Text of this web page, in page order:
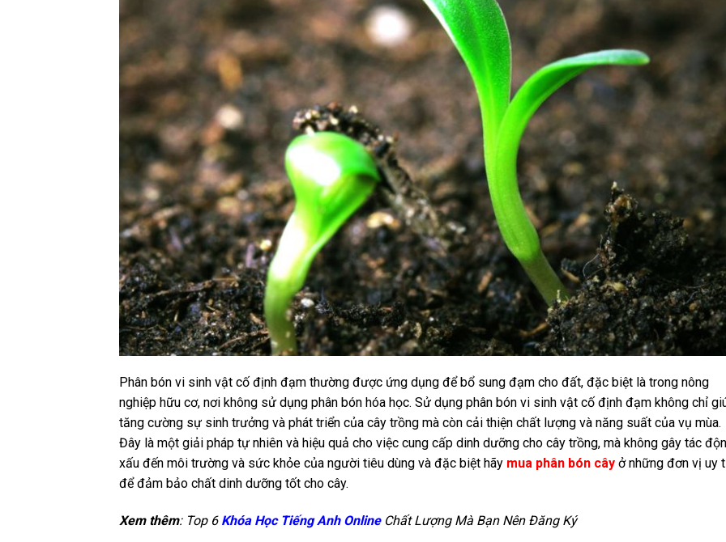
Phân bón vi sinh vật cố định đạm thường được ứng dụng để bổ sung đạm cho đất, đặc biệt là trong nông
nghiệp hữu cơ, nơi không sử dụng phân bón hóa học. Sử dụng phân bón vi sinh vật cố định đạm không chỉ
tăng cường sự sinh trưởng và phát triển của cây trồng mà còn cải thiện chất lượng và năng suất của vụ mùa.
Đây là một giải pháp tự nhiên và hiệu quả cho việc cung cấp dinh dưỡng cho cây trồng, mà không gây tác
xấu đến môi trường và sức khỏe của người tiêu dùng và đặc biệt hãy mua phân bón cây ở những đơn vị uy
để đảm bảo chất dinh dưỡng tốt cho cây.
Xem thêm: Top 6 Khóa Học Tiếng Anh Online Chất Lượng Mà Bạn Nên Đăng Ký